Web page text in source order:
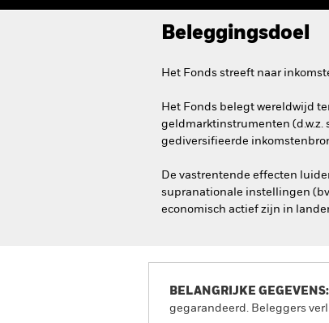
Beleggingsdoel
Het Fonds streeft naar
Het Fonds belegt wereldwijd
geldmarktinstrumenten
gediversifieerde
De vastrentende effecten
supranationale instellingen
economisch actief zijn in
BELANGRIJKE
gegarandeerd. Beleggers